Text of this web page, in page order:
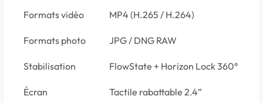
Formats vidéo MP4 (H.265 / H.264)
Formats photo JPG / DNG RAW
Stabilisation FlowState + Horizon Lock 360°
Écran Tactile rabattable 2.4”